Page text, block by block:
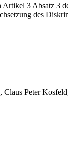
3 Absatz 3
des
Claus Peter